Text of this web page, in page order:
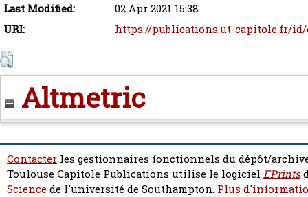
Last Modified:
02 Apr 2021 15:38
URI:
https://publications.ut-capitole.fr/
Altmetric
Contacter les gestionnaires fonctionnels du dépôt/
Toulouse Capitole Publications utilise le logiciel EPrints
Sciencede l'université de Southampton. Plus